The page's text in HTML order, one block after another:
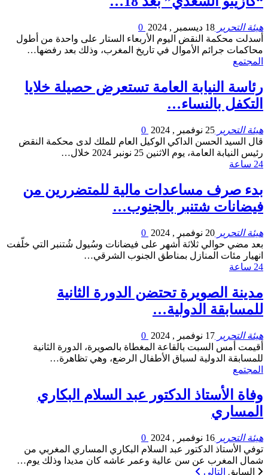
هيئة التحرير 18 ديسمبر , 2024
أسدلت محكمة النقض اليوم الأربعاء الستار على واحدة من أطول
محاكمات جرائم الأموال في تاريخ المغرب، وذلك بعد رفضها…
المجتمع
رئاسة النيابة العامة تستعرض حصيلة خلايا
التكفل بالنساء…
هيئة التحرير 25 نوفمبر , 2024
قال السيد الحسن الداكي الوكيل العام للملك لدى محكمة النقض
رئيس النيابة العامة، يوم الاثنين 25 نونبر 2024 خلال…
24 ساعة
بدء صرف مساعدات مالية للمتضررين من
فيضانات شتنبر بالجنوب…
هيئة التحرير 20 نوفمبر , 2024
بعد مضي حوالي ثلاثة أشهر على فيضانات وسُيول شُتنبر التي خلّفت
انهيار مئات المنازل بمناطق الجنوب الشرقي…
24 ساعة
مدينة الصويرة تحتضن الدورة الثانية
للمسابقة الدولية…
هيئة التحرير 17 نوفمبر , 2024
أقيمت أمس السبت بالقاعة المغطاة بالصويرة، الدورة الثانية
للمسابقة الدولية لسباق الأطفال الرضع، وهي تظاهرة…
المجتمع
وفاة الأستاذ الدكتور عبد السلام البكاري
المساري
هيئة التحرير 16 نوفمبر , 2024
توفي الأستاذ الدكتور عبد السلام البكاري المساري المغربي من
شمال المغرب عن سن عالية وعمر عاشه كان مديدا وذلك يوم…
السابق التالي